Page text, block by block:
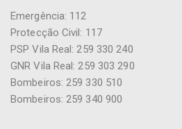
Emergência: 112
Protecção Civil: 117
PSP Vila Real: 259 330 240
GNR Vila Real: 259 303 290
Bombeiros: 259 330 510
Bombeiros: 259 340 900